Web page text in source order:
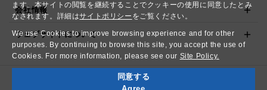
ます。本サイトの閲覧を継続することでクッキーの使用に同意したとみ
なされます。詳細はサイトポリシー をご覧ください。
We use Cookies to improve browsing experience and for other
purposes. By continuing to browse this site, you accept the use of
Cookies. For more information, please see our Site Policy.
同意する
会社情報
ウェブサイトについて
Copyright© NICHIBEI CO.,LTD. All Rights Reserved.